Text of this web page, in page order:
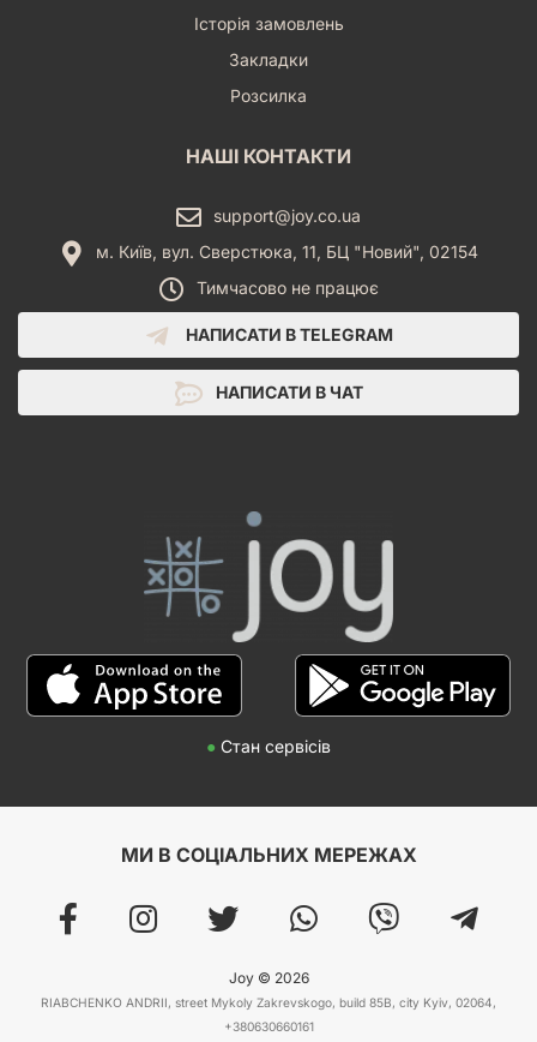
Історія замовлень
Закладки
Розсилка
НАШІ КОНТАКТИ
support@joy.co.ua
м. Київ, вул. Сверстюка, 11, БЦ "Новий", 02154
Тимчасово не працює
НАПИСАТИ В TELEGRAM
НАПИСАТИ В ЧАТ
● Стан сервісів
МИ В СОЦІАЛЬНИХ МЕРЕЖАХ
Joy © 2026
RIABCHENKO ANDRII, street Mykoly Zakrevskogo, build 85B, city Kyiv, 02064,
+380630660161